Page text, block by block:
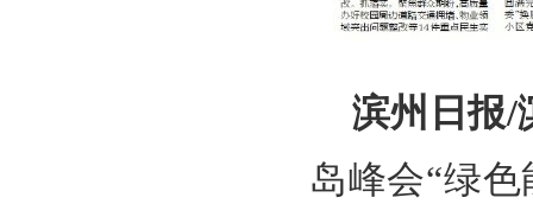
滨州日报/
岛峰会“绿